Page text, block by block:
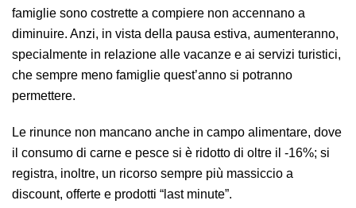
famiglie sono costrette a compiere non accennano a
diminuire. Anzi, in vista della pausa estiva, aumenteranno,
specialmente in relazione alle vacanze e ai servizi turistici,
che sempre meno famiglie quest’anno si potranno
permettere.
Le rinunce non mancano anche in campo alimentare, dove
il consumo di carne e pesce si è ridotto di oltre il -16%; si
registra, inoltre, un ricorso sempre più massiccio a
discount, offerte e prodotti “last minute”.